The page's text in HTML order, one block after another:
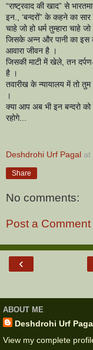
“राष्ट्रवाद की खाद” से
इन., ‘बन्दरों” के कहने का
चाहे जो हो धर्म तुम्हारा चाहे
जिसके अन्न और पानी का इस
आवारा जीवन है ।
जिसकी माटी में खेले, तन
है ।
तवारीख के न्यायालय में तो तुम
।
क्या आप अब भी इन बन्दरो
रहोगे...
Deshdrohi Urf Pagal at
Share
No comments:
Post a Comment
‹
ABOUT ME
Deshdrohi Urf
View my complete